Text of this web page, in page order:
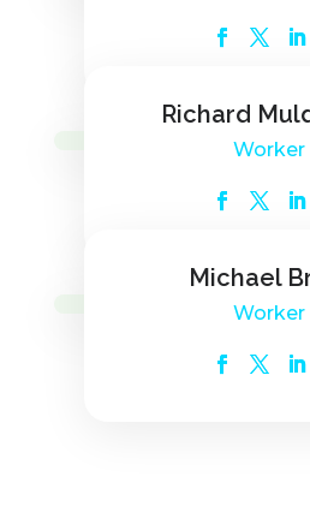
Richard
Worker
Michael
Worker